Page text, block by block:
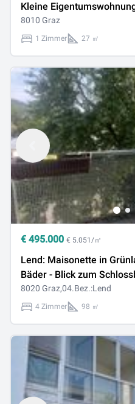
Kleine
8010 Graz
1 Zimmer 27 ㎡
€ 495.000 € 5.051/㎡
Lend: Maisonette in
Bäder - Blick zum
Ausstattung
8020 Graz,04.Bez.:Lend
4 Zimmer 98 ㎡